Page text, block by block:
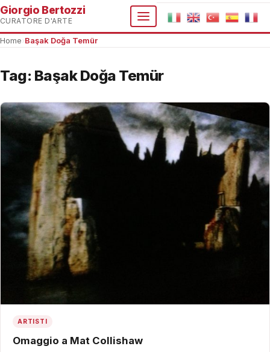
Giorgio Bertozzi
CURATORE D'ARTE
Home Başak Doğa Temür
Tag: Başak Doğa Temür
ARTISTI
Omaggio a Mat Collishaw